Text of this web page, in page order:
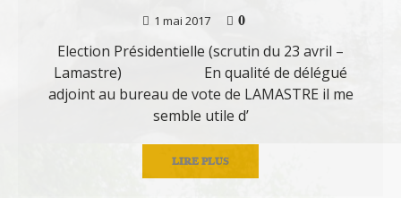
1 mai 2017
0
Election Présidentielle (scrutin du 23 avril –
Lamastre) En qualité de délégué
adjoint au bureau de vote de LAMASTRE il me
semble utile d’
LIRE PLUS